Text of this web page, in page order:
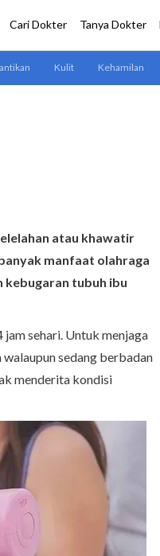
atau khawatir
manfaat olahraga
kebugaran tubuh ibu
sehari. Untuk menjaga
sedang berbadan
menderita kondisi